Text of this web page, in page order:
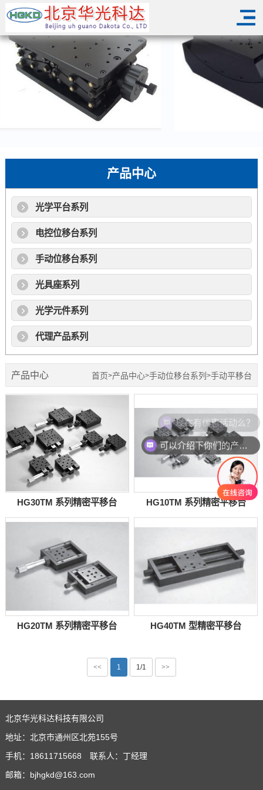
产品中心
光学平台系列
电控位移台系列
手动位移台系列
光具座系列
光学元件系列
代理产品系列
产品中心 首页>产品中心>手动位移台系列>手动平移台
HG30TM 系列精密平移台 HG10TM 系列精密平移台
HG20TM 系列精密平移台 HG40TM 型精密平移台
<< 1 1/1 >>
北京华光科达科技有限公司
地址：北京市通州区北苑155号
手机：18611715668 联系人：丁经理
邮箱：bjhgkd@163.com
现在有优惠活动么？